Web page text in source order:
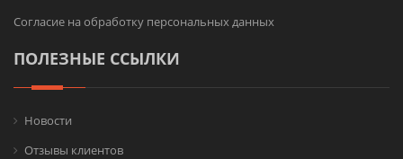
Согласие на обработку персональных данных
ПОЛЕЗНЫЕ ССЫЛКИ
Новости
Отзывы клиентов